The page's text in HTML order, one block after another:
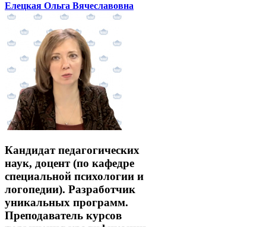
Елецкая Ольга Вячеславовна
Кандидат педагогических
наук, доцент (по кафедре
специальной психологии и
логопедии). Разработчик
уникальных программ.
Преподаватель курсов